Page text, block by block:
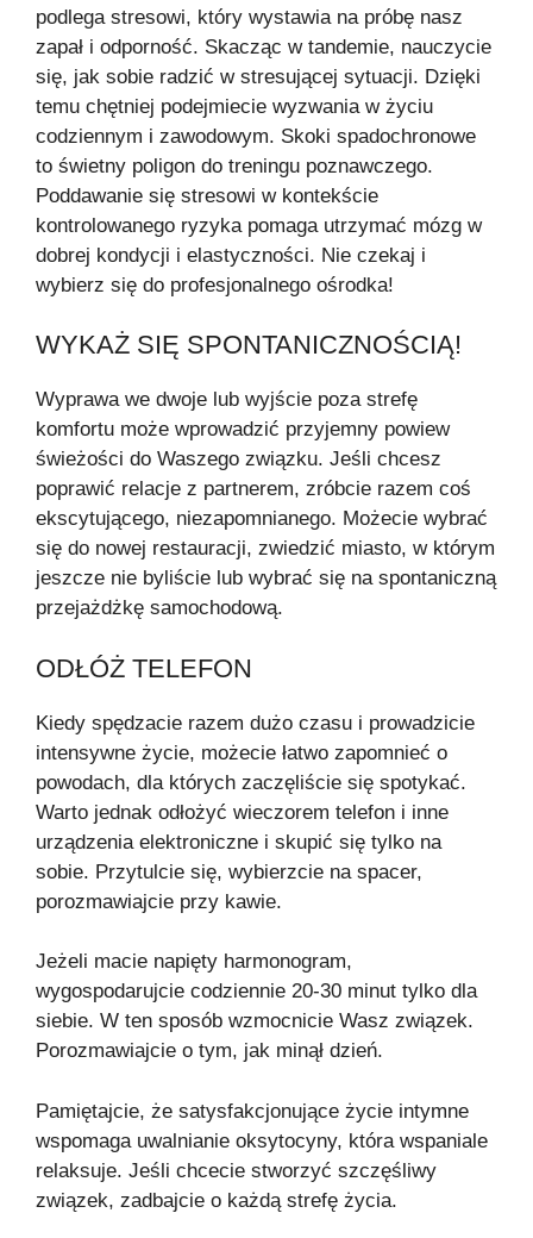
podlega stresowi, który wystawia na próbę nasz
zapał i odporność. Skacząc w tandemie, nauczycie
się, jak sobie radzić w stresującej sytuacji. Dzięki
temu chętniej podejmiecie wyzwania w życiu
codziennym i zawodowym. Skoki spadochronowe
to świetny poligon do treningu poznawczego.
Poddawanie się stresowi w kontekście
kontrolowanego ryzyka pomaga utrzymać mózg w
dobrej kondycji i elastyczności. Nie czekaj i
wybierz się do profesjonalnego ośrodka!
WYKAŻ SIĘ SPONTANICZNOŚCIĄ!
Wyprawa we dwoje lub wyjście poza strefę
komfortu może wprowadzić przyjemny powiew
świeżości do Waszego związku. Jeśli chcesz
poprawić relacje z partnerem, zróbcie razem coś
ekscytującego, niezapomnianego. Możecie wybrać
się do nowej restauracji, zwiedzić miasto, w którym
jeszcze nie byliście lub wybrać się na spontaniczną
przejażdżkę samochodową.
ODŁÓŻ TELEFON
Kiedy spędzacie razem dużo czasu i prowadzicie
intensywne życie, możecie łatwo zapomnieć o
powodach, dla których zaczęliście się spotykać.
Warto jednak odłożyć wieczorem telefon i inne
urządzenia elektroniczne i skupić się tylko na
sobie. Przytulcie się, wybierzcie na spacer,
porozmawiajcie przy kawie.
Jeżeli macie napięty harmonogram,
wygospodarujcie codziennie 20-30 minut tylko dla
siebie. W ten sposób wzmocnicie Wasz związek.
Porozmawiajcie o tym, jak minął dzień.
Pamiętajcie, że satysfakcjonujące życie intymne
wspomaga uwalnianie oksytocyny, która wspaniale
relaksuje. Jeśli chcecie stworzyć szczęśliwy
związek, zadbajcie o każdą strefę życia.